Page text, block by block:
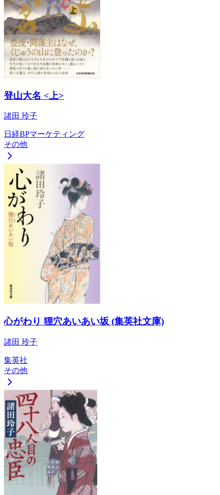
登山大名 <上>
諸田 玲子
日経BPマーケティング
その他
心がわり 狸穴あいあい坂 (集英社文庫)
諸田 玲子
集英社
その他